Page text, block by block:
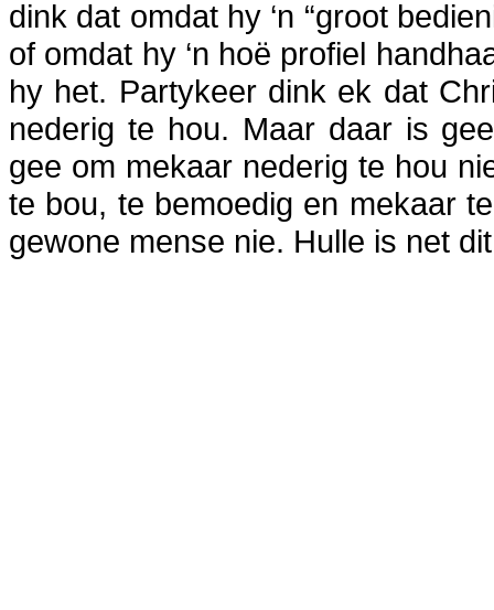
dink dat omdat hy ‘n “groot
of omdat hy ‘n hoë profiel
hy het. Partykeer dink ek dat
nederig te hou. Maar daar is
gee om mekaar nederig te hou
te bou, te bemoedig en mekaar
gewone mense nie. Hulle is net